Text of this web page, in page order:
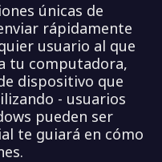
únicas de
rápidamente
usuario al que
tu computadora,
dispositivo que
- usuarios
pueden ser
te guiará en cómo